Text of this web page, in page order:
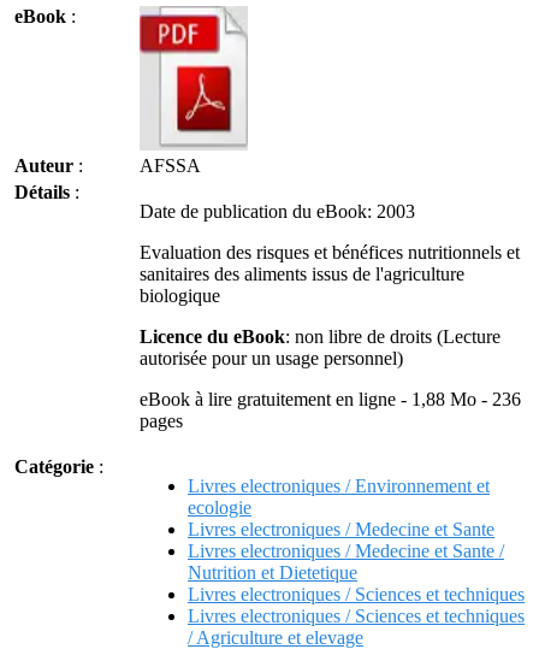
eBook :
Auteur :
AFSSA
Détails :
Date de publication du eBook: 2003
Evaluation des risques et bénéfices nutritionnels et
sanitaires des aliments issus de l'agriculture
biologique
Licence du eBook: non libre de droits (Lecture
autorisée pour un usage personnel)
eBook à lire gratuitement en ligne - 1,88 Mo - 236
pages
Catégorie :
Livres electroniques / Environnement et
ecologie
Livres electroniques / Medecine et Sante
Livres electroniques / Medecine et Sante /
Nutrition et Dietetique
Livres electroniques / Sciences et techniques
Livres electroniques / Sciences et techniques
/ Agriculture et elevage